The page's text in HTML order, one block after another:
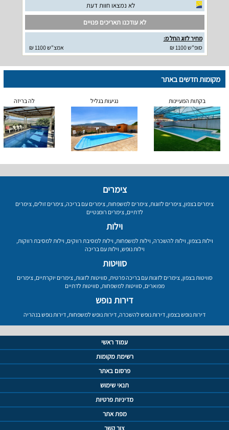
לא נמצאו חוות דעת
לא עודכנו תאריכים פנויים
מחיר לזוג החל מ:
סופ"ש 1100 ₪
אמצ"ש 1100 ₪
מקומות חדשים באתר
בקתות המעיינות נגיעות בגליל לה בריזה
צימרים
צימרים בצפון, צימרים לזוגות, צימרים למשפחות, צימרים עם בריכה, צימרים זולים, צימרים
לדתיים,צימרים רומנטיים
וילות
וילות בצפון, וילות להשכרה, וילות למשפחות, וילות למסיבת רווקים, וילות למסיבת רווקות,
וילות נופש, וילות עם בריכה
סוויטות
סוויטות בצפון,צימרים לזוגות עם בריכה פרטית,סוויטות לזוגות,צימרים יוקרתיים,צימרים
מפוארים,סוויטות למשפחות,סוויטות לדתיים
דירות נופש
דירות נופש בצפון, דירות נופש להשכרה, דירות נופש למשפחות, דירות נופש בנהריה
עמוד ראשי
רשימת מקומות
פרסום באתר
תנאי שימוש
מדיניות פרטיות
מפת אתר
צור קשר